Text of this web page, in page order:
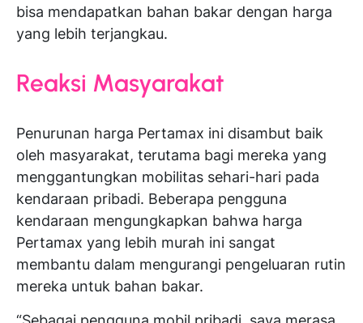
bisa mendapatkan bahan bakar dengan harga
yang lebih terjangkau.
Reaksi Masyarakat
Penurunan harga Pertamax ini disambut baik
oleh masyarakat, terutama bagi mereka yang
menggantungkan mobilitas sehari-hari pada
kendaraan pribadi. Beberapa pengguna
kendaraan mengungkapkan bahwa harga
Pertamax yang lebih murah ini sangat
membantu dalam mengurangi pengeluaran rutin
mereka untuk bahan bakar.